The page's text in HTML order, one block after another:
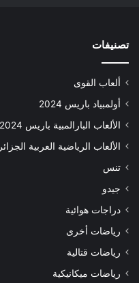
تصنيفات
ألعاب القوى
أولمبياد باريس 2024
الألعاب البارالمبية باريس 2024
الألعاب الرياضية العربية الجزائر 2023
تنس
جيدو
دراجات هوائية
رياضات أخرى
رياضات قتالية
رياضات ميكانيكية